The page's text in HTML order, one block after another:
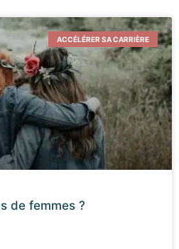
ACCÉLÉRER SA CARRIÈRE
de femmes ?